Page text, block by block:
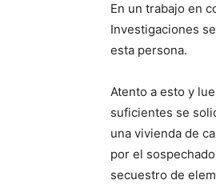
En un trabajo en
Investigaciones
esta persona.
Atento a esto y
suficientes se
una vivienda de
por el
secuestro de